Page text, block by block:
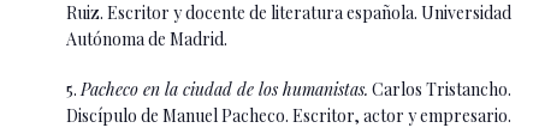
Ruiz. Escritor y docente de literatura española. Universidad
Autónoma de Madrid.
5.Pacheco en la ciudad de los humanistas. Carlos Tristancho.
Discípulo de Manuel Pacheco. Escritor, actor y empresario.